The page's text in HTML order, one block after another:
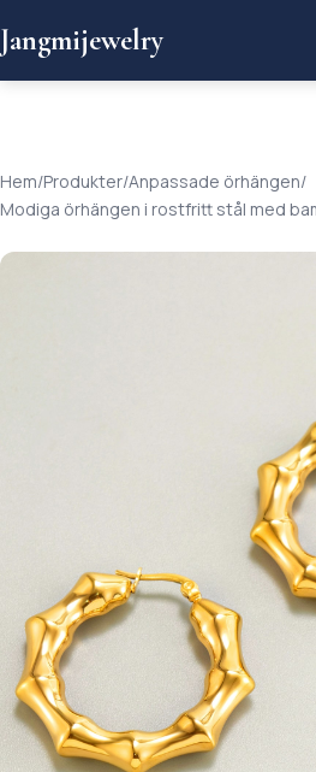
Jangmijewelry
Hem/Produkter/Anpassade örhängen/
Modiga örhängen i rostfritt stål med